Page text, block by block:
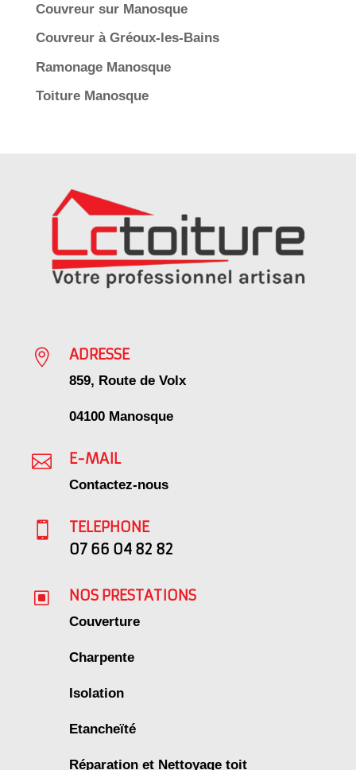
Couvreur sur Manosque
Couvreur à Gréoux-les-Bains
Ramonage Manosque
Toiture Manosque
 ADRESSE
859, Route de Volx
04100 Manosque
 E-MAIL
Contactez-nous

TELEPHONE
07 66 04 82 82
W NOS PRESTATIONS
Couverture
Charpente
Isolation
Etancheïté
Réparation et Nettoyage toit